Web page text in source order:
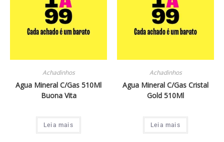
Achadinhos
Agua Mineral C/Gas 510Ml
Buona Vita
Leia mais
Achadinhos
Agua Mineral C/Gas Cristal
Gold 510Ml
Leia mais